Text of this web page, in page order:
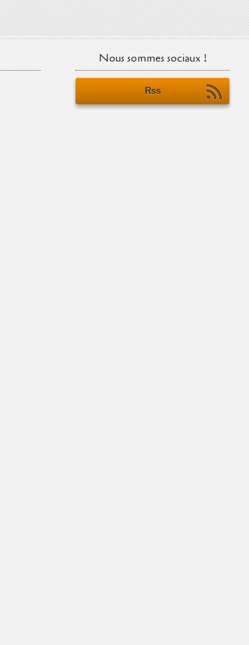
Nous sommes sociaux !
Rss